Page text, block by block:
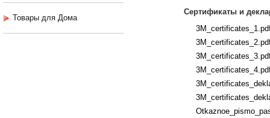
Товары для Дома
Сертификаты и